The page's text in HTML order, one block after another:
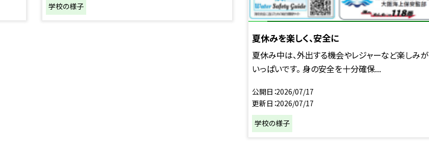
学校の様子
夏休みを楽しく、安全に
夏休み中は、外出する機会やレジャーなど楽しみが
いっぱいです。 身の安全を十分確保...
公開日 2026/07/17
更新日 2026/07/17
学校の様子